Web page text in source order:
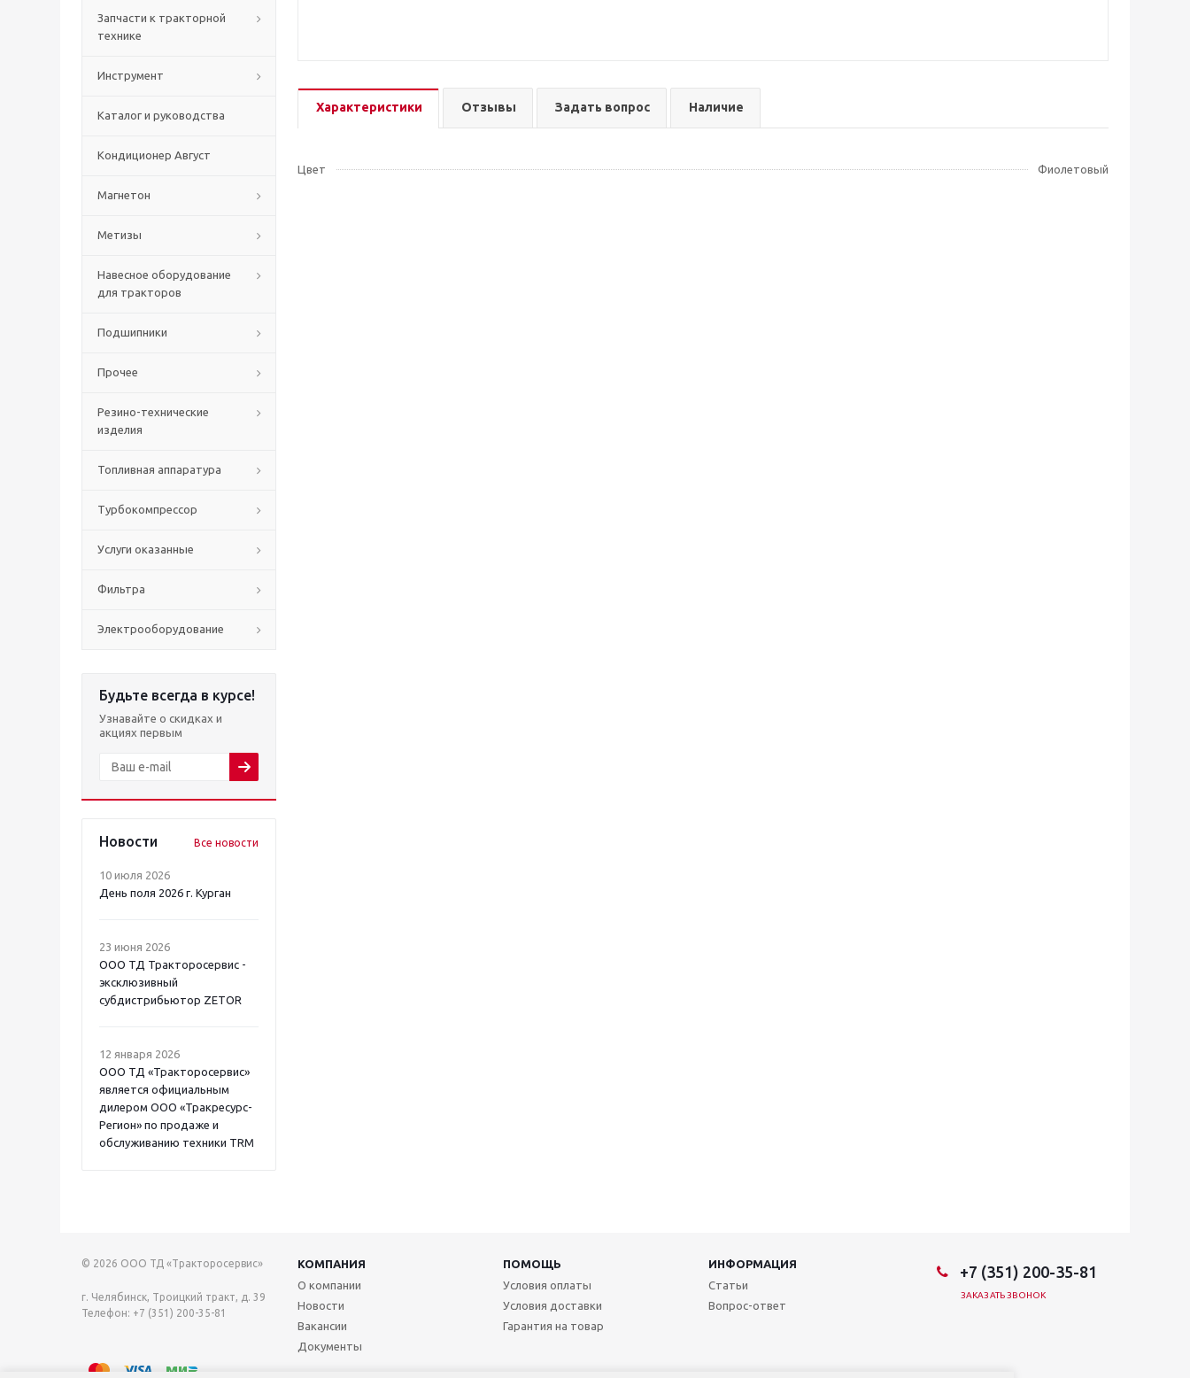
Запчасти к тракторной
технике
Инструмент
Каталог и руководства
Кондиционер Август
Магнетон
Метизы
Навесное оборудование
для тракторов
Подшипники
Прочее
Резино-технические
изделия
Топливная аппаратура
Турбокомпрессор
Услуги оказанные
Фильтра
Электрооборудование
Будьте всегда в курсе!
Узнавайте о скидках и
акциях первым
Новости Все новости
10 июля 2026
День поля 2026 г. Курган
23 июня 2026
ООО ТД Тракторосервис -
эксклюзивный
субдистрибьютор ZETOR
12 января 2026
ООО ТД «Тракторосервис»
является официальным
дилером ООО «Тракресурс-
Регион» по продаже и
обслуживанию техники TRM
Характеристики Отзывы Задать вопрос Наличие
Цвет Фиолетовый
© 2026 ООО ТД «Тракторосервис»
г. Челябинск, Троицкий тракт, д. 39
Телефон: +7 (351) 200-35-81
КОМПАНИЯ ПОМОЩЬ
ИНФОРМАЦИЯ
О компании
Новости
Вакансии
Документы
Условия оплаты
Условия доставки
Гарантия на товар
Статьи
Вопрос-ответ
+7 (351) 200-35-81
ЗАКАЗАТЬ ЗВОНОК